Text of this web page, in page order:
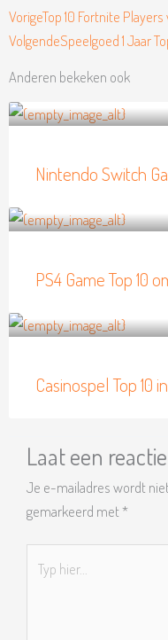
Vorige
VorigeTop 10 Fortnite
VolgendeSpeelgoed 1 Jaar
Anderen bekeken ook
Nintendo Switch
PS4 Game Top 10
Casinospel Top 10
Laat een
Je e-mailadres wordt
gemarkeerd met*
hier...